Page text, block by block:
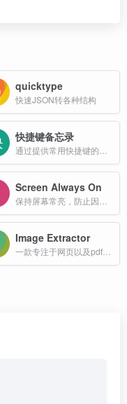
quicktype
快速JSON转各种结构
快捷键备忘录
Screen Always On
Image Extractor